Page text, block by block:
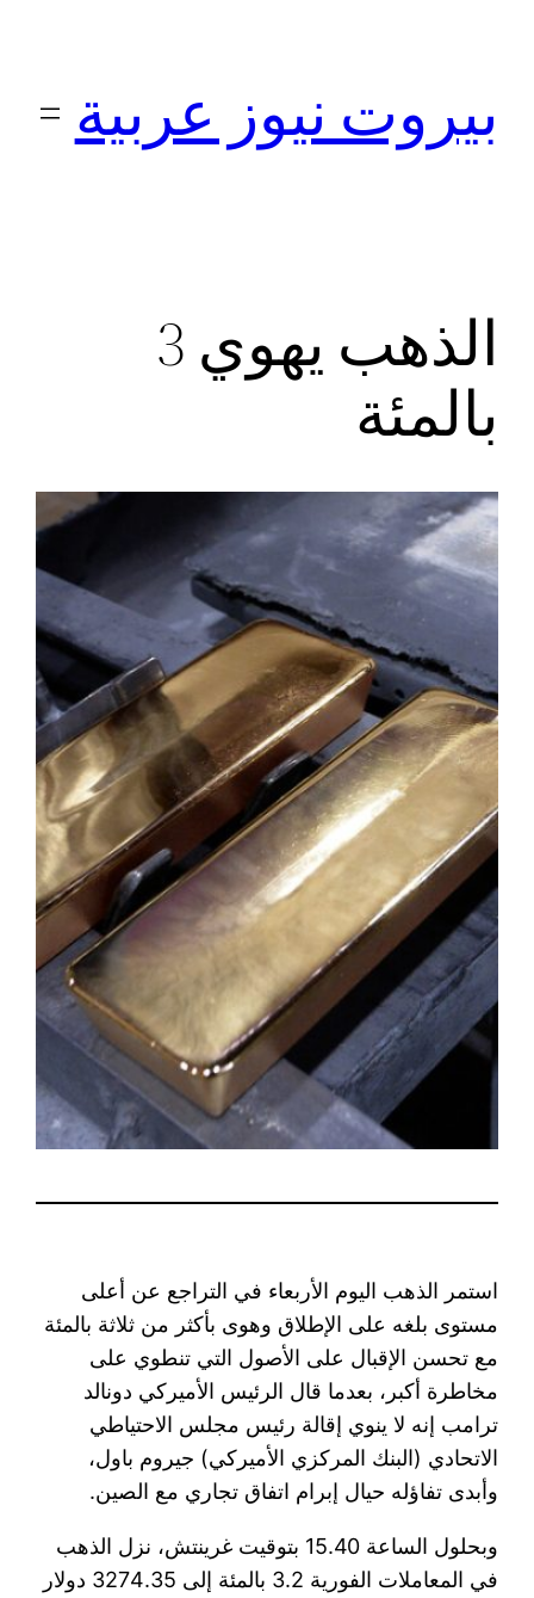
بيروت نيوز عربية
الذهب يهوي 3
بالمئة
استمر الذهب اليوم الأربعاء في التراجع عن أعلى
مستوى بلغه على الإطلاق وهوى بأكثر من ثلاثة بالمئة
مع تحسن الإقبال على الأصول التي تنطوي على
مخاطرة أكبر، بعدما قال الرئيس الأميركي دونالد
ترامب إنه لا ينوي إقالة رئيس مجلس الاحتياطي
الاتحادي (البنك المركزي الأميركي) جيروم باول،
وأبدى تفاؤله حيال إبرام اتفاق تجاري مع الصين.
وبحلول الساعة 15.40 بتوقيت غرينتش، نزل الذهب
في المعاملات الفورية 3.2 بالمئة إلى 3274.35 دولار